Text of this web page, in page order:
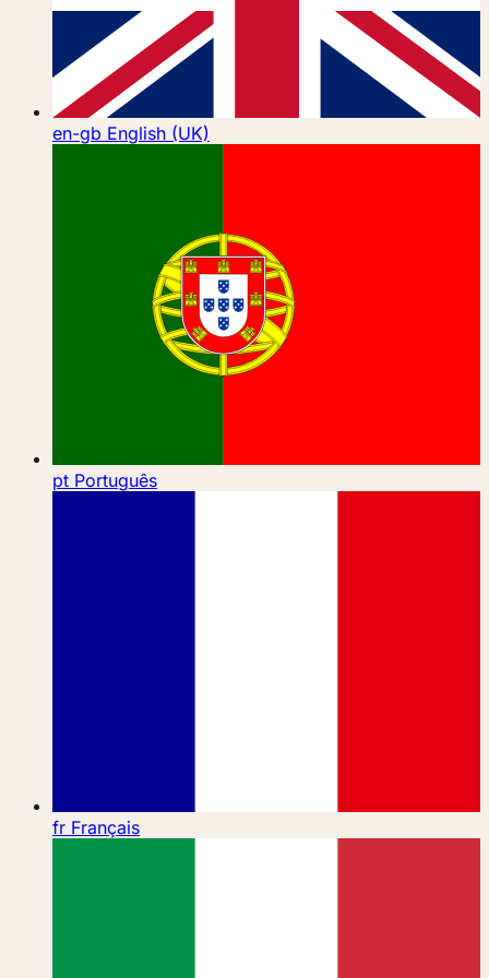
en-gb English (UK)
pt Português
fr Français